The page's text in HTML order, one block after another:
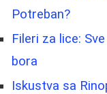
Potreban?
Fileri za lice:
bora
Iskustva sa